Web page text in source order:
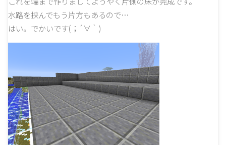
水路を挟んでもう片方もあるので…
はい。でかいです(；´∀｀)